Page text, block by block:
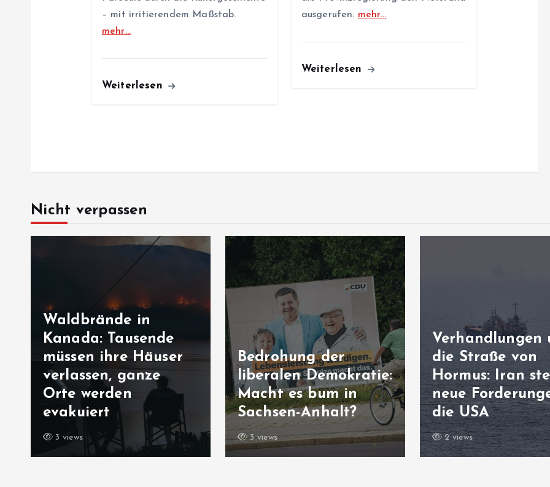
– mit irritierendem Maßstab.
mehr…
Weiterlesen
ausgerufen. mehr…
Weiterlesen
Nicht verpassen
Waldbrände in
Kanada: Tausende
müssen ihre Häuser
verlassen, ganze
Orte werden
evakuiert
3 views
Bedrohung der
liberalen Demokratie:
Macht es bum in
Sachsen-Anhalt?
3 views
Verhandlungen
die Straße von
Hormus: Iran
neue
die USA
2 views